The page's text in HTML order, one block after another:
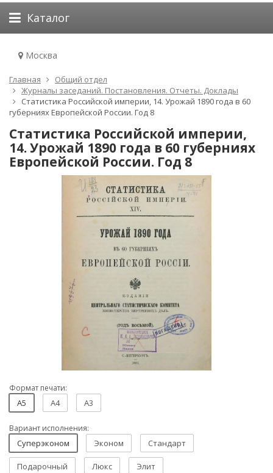
Каталог
Москва
Главная
Общий отдел
Журналы заседаний. Постановления. Отчеты. Доклады
Статистика Российской империи, 14. Урожай 1890 года в 60
губерниях Европейской России. Год 8
Статистика Российской империи,
14. Урожай 1890 года в 60 губерниях
Европейской России. Год 8
Формат печати:
A5 A4 A3
Вариант исполнения:
Суперэконом Эконом Стандарт
Подарочный Люкс Элит